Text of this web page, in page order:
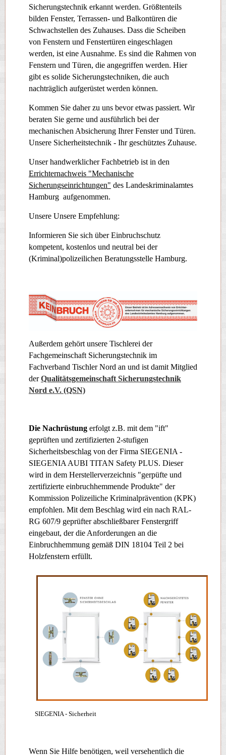
Sicherungstechnik erkannt werden. Größtenteils
bilden Fenster, Terrassen- und Balkontüren die
Schwachstellen des Zuhauses. Dass die Scheiben
von Fenstern und Fenstertüren eingeschlagen
werden, ist eine Ausnahme. Es sind die Rahmen von
Fenstern und Türen, die angegriffen werden. Hier
gibt es solide Sicherungstechniken, die auch
nachträglich aufgerüstet werden können.
Kommen Sie daher zu uns bevor etwas passiert. Wir
beraten Sie gerne und ausführlich bei der
mechanischen Absicherung Ihrer Fenster und Türen.
Unsere Sicherheitstechnik - Ihr geschütztes Zuhause.
Unser handwerklicher Fachbetrieb ist in den
Errichternachweis "Mechanische
Sicherungseinrichtungen" des Landeskriminalamtes
Hamburg aufgenommen.
Unsere Unsere Empfehlung:
Informieren Sie sich über Einbruchschutz
kompetent, kostenlos und neutral bei der
(Kriminal)polizeilichen Beratungsstelle Hamburg.
Außerdem gehört unsere Tischlerei der
Fachgemeinschaft Sicherungstechnik im
Fachverband Tischler Nord an und ist damit Mitglied
derQualitätsgemeinschaft Sicherungstechnik
Nord e.V. (QSN)
Die Nachrüstungerfolgt z.B. mit dem "ift"
geprüften und zertifizierten 2-stufigen
Sicherheitsbeschlag von der Firma SIEGENIA -
SIEGENIA AUBI TITAN Safety PLUS. Dieser
wird in dem Herstellerverzeichnis "gerpüfte und
zertifizierte einbruchhemmende Produkte" der
Kommission Polizeiliche Kriminalprävention (KPK)
empfohlen. Mit dem Beschlag wird ein nach RAL-
RG 607/9 geprüfter abschließbarer Fenstergriff
eingebaut, der die Anforderungen an die
Einbruchhemmung gemäß DIN 18104 Teil 2 bei
Holzfenstern erfüllt.
SIEGENIA - Sicherheit
Wenn Sie Hilfe benötigen, weil versehentlich die